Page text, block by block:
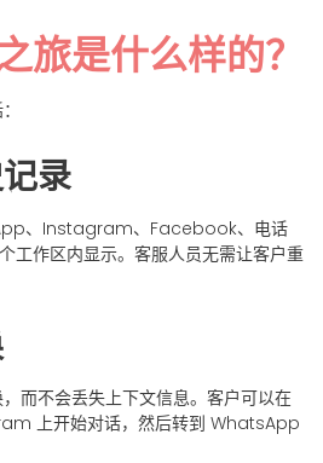
旅是什么样的？
录
、Instagram、Facebook、电话
工作区内显示。客服人员无需让客户重
而不会丢失上下文信息。客户可以在
上开始对话，然后转到 WhatsApp